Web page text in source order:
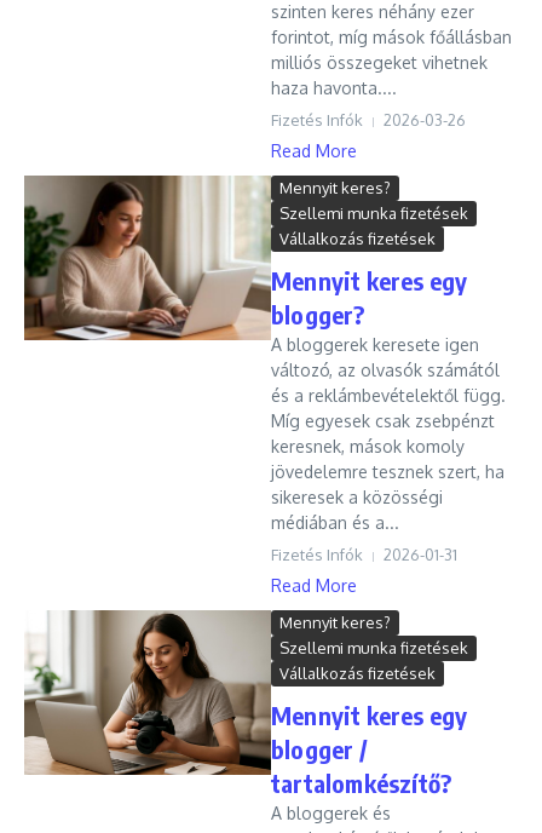
szinten keres néhány ezer
forintot, míg mások főállásban
milliós összegeket vihetnek
haza havonta....
Fizetés Infók 2026-03-26
Read More
Mennyit keres?
Szellemi munka fizetések
Vállalkozás fizetések
Mennyit keres egy
blogger?
A bloggerek keresete igen
változó, az olvasók számától
és a reklámbevételektől függ.
Míg egyesek csak zsebpénzt
keresnek, mások komoly
jövedelemre tesznek szert, ha
sikeresek a közösségi
médiában és a...
Fizetés Infók 2026-01-31
Read More
Mennyit keres?
Szellemi munka fizetések
Vállalkozás fizetések
Mennyit keres egy
blogger /
tartalomkészítő?
A bloggerek és